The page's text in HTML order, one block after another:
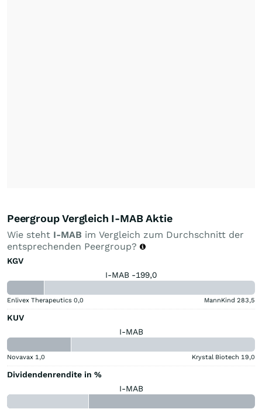
Peergroup Vergleich I-MAB Aktie
Wie steht I-MAB im Vergleich zum Durchschnitt der
entsprechenden Peergroup?
KGV
I-MAB -199,0
Enlivex Therapeutics 0,0 MannKind 283,5
KUV
I-MAB
Novavax 1,0 Krystal Biotech 19,0
Dividendenrendite in %
I-MAB